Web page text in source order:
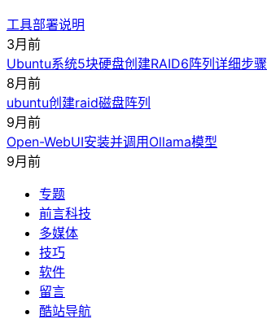
工具部署说明
3月前
Ubuntu系统5块硬盘创建RAID6阵列详细步骤
8月前
ubuntu创建raid磁盘阵列
9月前
Open-WebUI安装并调用Ollama模型
9月前
专题
前言科技
多媒体
技巧
软件
留言
酷站导航